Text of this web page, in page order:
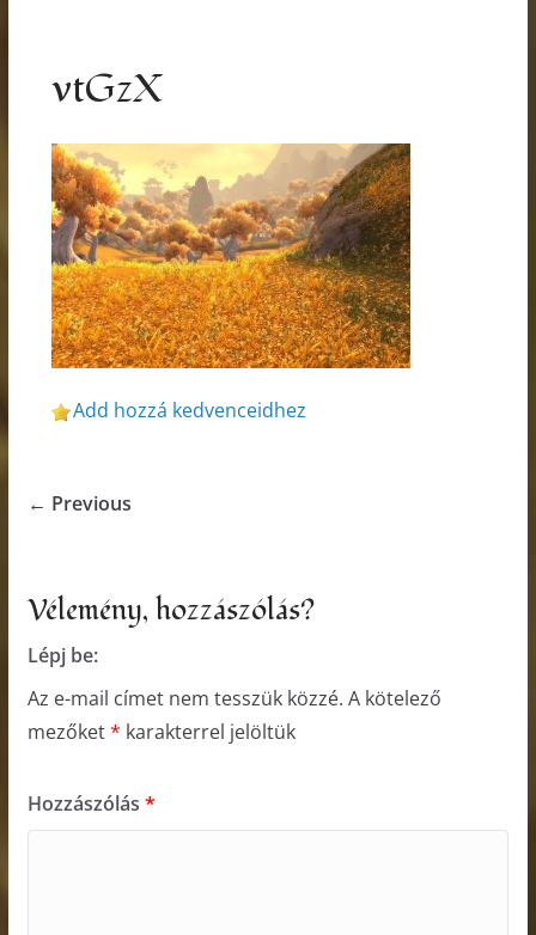
vtGzX
Add hozzá kedvenceidhez
← Previous
Vélemény, hozzászólás?
Lépj be:
Az e-mail címet nem tesszük közzé. A kötelező
mezőket* karakterrel jelöltük
Hozzászólás *